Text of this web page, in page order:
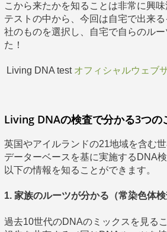
こから来たかを知ることは非常に興
テストの中から、今回は自宅で出来
社のものを選択し、自宅で自らのル
た！
Living DNA test オフィシャルウェブ
Living DNAの検査で分かる3つの
英国やアイルランドの21地域を含む
データーベースを基に実施するDNA
以下の情報を知ることができます。
1. 家族のルーツが分かる（常染色体検
過去10世代のDNAのミックスを見る